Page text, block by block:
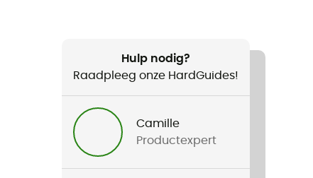
Hulp nodig?
Raadpleeg onze HardGuides!
Camille
Productexpert